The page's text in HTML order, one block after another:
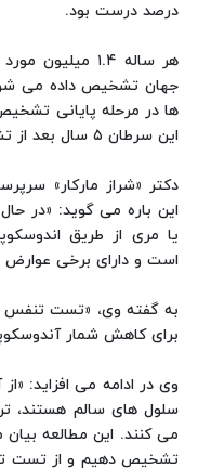
درصد درست بود.
هر ساله ۱.۴
جهان تشخیص داده می
این سرطان ۵ سال بعد از تشخیص سرطان زنده می مانند.
دکتر «شراز مارکار»
این باره می گوید: «در
یا مری از طریق
است و دارای برخی
به گفته وی، «تست تنفس
برای کاهش شمار
وی در ادامه می افزاید:
سلول های سالم هستند،
می کنند. این مطالعه
تشخیص دهیم و از تست